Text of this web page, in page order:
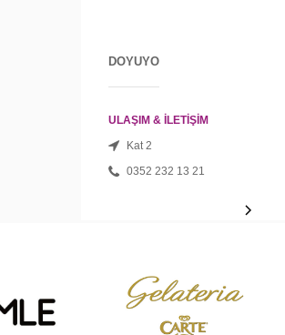
DOYUYO
ULAŞIM & İLETİŞİM
Kat 2
0352 232 13 21